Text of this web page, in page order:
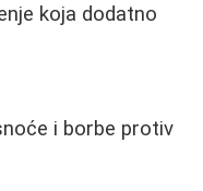
koja dodatno
i borbe protiv